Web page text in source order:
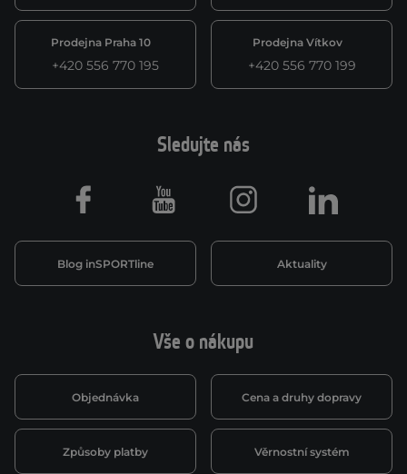
Prodejna Praha 10
+420 556 770 195
Prodejna Vítkov
+420 556 770 199
Vše o nákupu
Objednávka Cena a druhy dopravy
Způsoby platby Věrnostní systém
Sledujte nás
Blog inSPORTline Aktuality
Facebook Youtube Instagram LinkedIn